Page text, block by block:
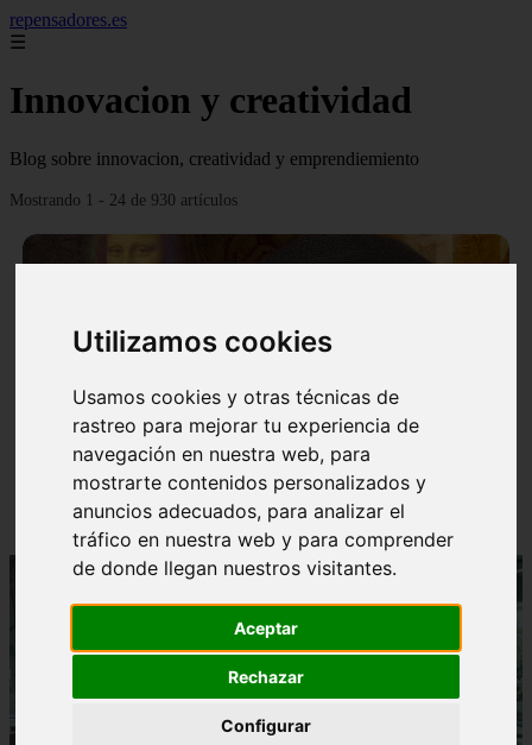
Utilizamos cookies
Usamos cookies y otras técnicas de
rastreo para mejorar tu experiencia de
navegación en nuestra web, para
mostrarte contenidos personalizados y
anuncios adecuados, para analizar el
tráfico en nuestra web y para comprender
de donde llegan nuestros visitantes.
Aceptar
Rechazar
Configurar
repensadores.es
☰
Innovacion y creatividad
Blog sobre innovacion, creatividad y emprendiemiento
Mostrando 1 - 24 de 930 artículos
La tecnica de creatividad Da Vinci